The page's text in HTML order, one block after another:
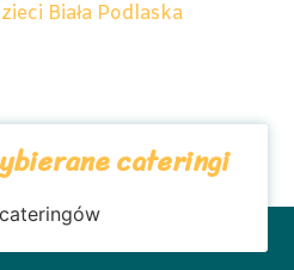
Biała Podlaska
cateringi